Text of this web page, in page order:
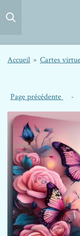
Passer
Accueil » Cartes
Page précédente